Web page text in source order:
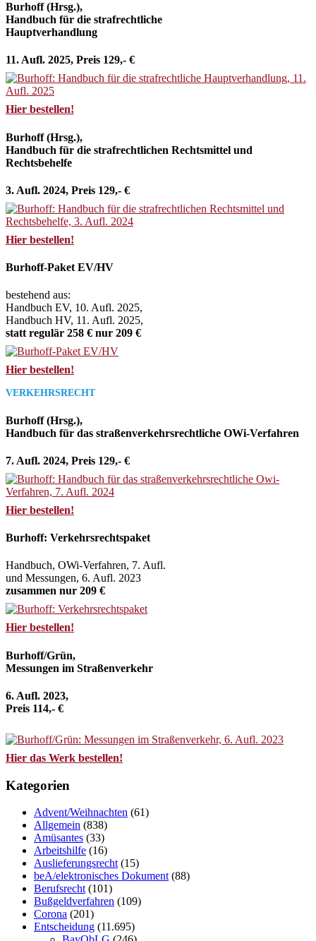
Burhoff (Hrsg.),
Handbuch für die strafrechtliche
Hauptverhandlung
11. Aufl. 2025, Preis 129,- €
Hier bestellen!
Burhoff (Hrsg.),
Handbuch für die strafrechtlichen Rechtsmittel und
Rechtsbehelfe
3. Aufl. 2024, Preis 129,- €
Hier bestellen!
Burhoff-Paket EV/HV
bestehend aus:
Handbuch EV, 10. Aufl. 2025,
Handbuch HV, 11. Aufl. 2025,
statt regulär 258 € nur 209 €
Hier bestellen!
VERKEHRSRECHT
Burhoff (Hrsg.),
Handbuch für das straßenverkehrsrechtliche OWi-Verfahren
7. Aufl. 2024, Preis 129,- €
Hier bestellen!
Burhoff: Verkehrsrechtspaket
Handbuch, OWi-Verfahren, 7. Aufl.
und Messungen, 6. Aufl. 2023
zusammen nur 209 €
Hier bestellen!
Burhoff/Grün,
Messungen im Straßenverkehr
6. Aufl. 2023,
Preis 114,- €
Hier das Werk bestellen!
Kategorien
Advent/Weihnachten (61)
Allgemein (838)
Amüsantes (33)
Arbeitshilfe (16)
Auslieferungsrecht (15)
beA/elektronisches Dokument (88)
Berufsrecht (101)
Bußgeldverfahren (109)
Corona (201)
Entscheidung (11.695)